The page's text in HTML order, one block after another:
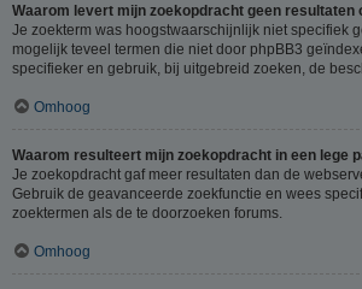
Waarom levert mijn zoekopdracht geen resultaten
Je zoekterm was hoogstwaarschijnlijk niet specifiek
mogelijk teveel termen die niet door phpBB3
specifieker en gebruik, bij uitgebreid zoeken, de
Omhoog
Waarom resulteert mijn zoekopdracht in een lege
Je zoekopdracht gaf meer resultaten dan de
Gebruik de geavanceerde zoekfunctie en wees
zoektermen als de te doorzoeken forums.
Omhoog